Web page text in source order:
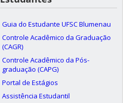
Guia do Estudante UFSC Blumenau
Controle Acadêmico da Graduação
(CAGR)
Controle Acadêmico da Pós-
graduação (CAPG)
Portal de Estágios
Assistência Estudantil